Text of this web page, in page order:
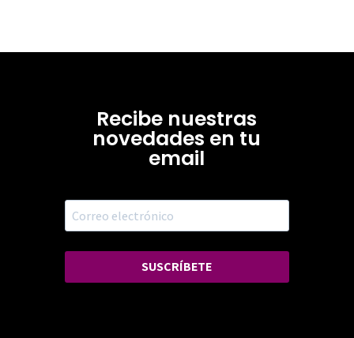
Recibe nuestras
novedades en tu
email
SUSCRÍBETE